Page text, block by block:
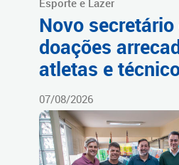
Esporte e Lazer
Novo
doações
atletas e
07/08/2026